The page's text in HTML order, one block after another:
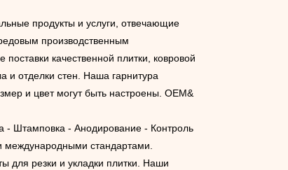
продукты и услуги, отвечающие
производственным
качественной плитки, ковровой
и отделки стен. Наша гарнитура
и цвет могут быть настроены. OEM&
- Штамповка - Анодирование - Контроль
международными стандартами.
для резки и укладки плитки. Наши